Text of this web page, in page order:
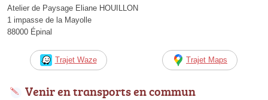
Atelier de Paysage Eliane HOUILLON
1 impasse de la Mayolle
88000 Épinal
Trajet Waze Trajet Maps
Venir en transports en commun